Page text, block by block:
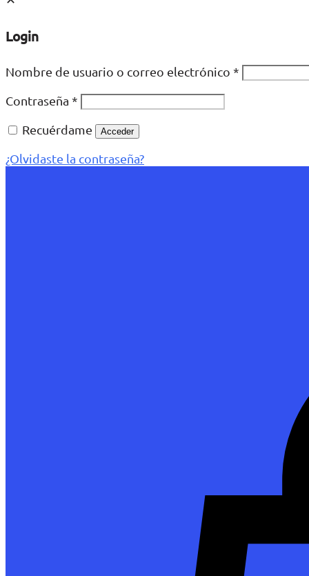
Login
Nombre de usuario o correo electrónico *
Contraseña *
Recuérdame
Acceder
¿Olvidaste la contraseña?